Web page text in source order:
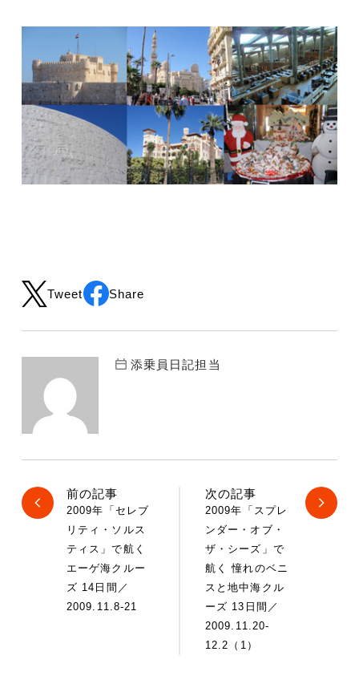
Tweet Share
添乗員日記担当
前の記事
2009年「セレブ
リティ・ソルス
ティス」で航く
エーゲ海クルー
ズ 14日間／
2009.11.8-21
次の記事
2009年「スプレ
ンダー・オブ・
ザ・シーズ」で
航く 憧れのベニ
スと地中海クル
ーズ 13日間／
2009.11.20-
12.2（1）